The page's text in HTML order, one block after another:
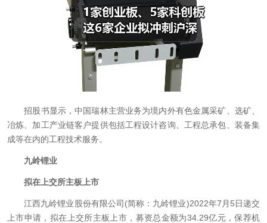
招股书显示，中国瑞林主营业务为境内外有色金属采矿、选矿、
冶炼、加工产业链客户提供包括工程设计咨询、工程总承包、装备集
成等在内的工程技术服务。
九岭锂业
拟在上交所主板上市
江西九岭锂业股份有限公司(简称：九岭锂业)2022年7月5日递交
上市申请，拟在上交所主板上市，募资总金额为34.29亿元，保荐机